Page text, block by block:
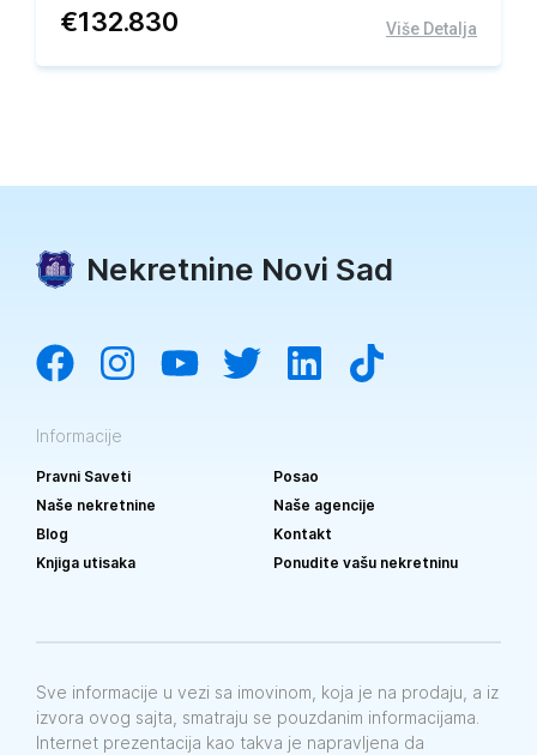
€132.830 Više Detalja
Nekretnine Novi Sad
Informacije
Pravni Saveti
Posao
Naše nekretnine
Naše agencije
Blog
Kontakt
Knjiga utisaka
Ponudite vašu nekretninu
Sve informacije u vezi sa imovinom, koja je na prodaju, a iz
izvora ovog sajta, smatraju se pouzdanim informacijama.
Internet prezentacija kao takva je napravljena da